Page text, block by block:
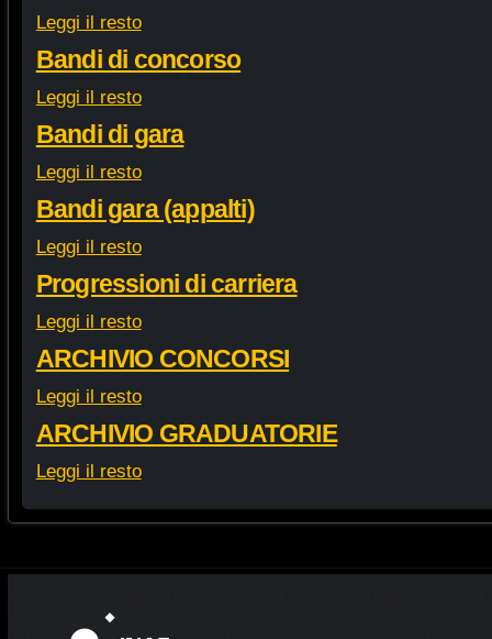
Leggi il resto
Bandi di concorso
Leggi il resto
Bandi di gara
Leggi il resto
Bandi gara (appalti)
Leggi il resto
Progressioni di carriera
Leggi il resto
ARCHIVIO CONCORSI
Leggi il resto
ARCHIVIO GRADUATORIE
Leggi il resto